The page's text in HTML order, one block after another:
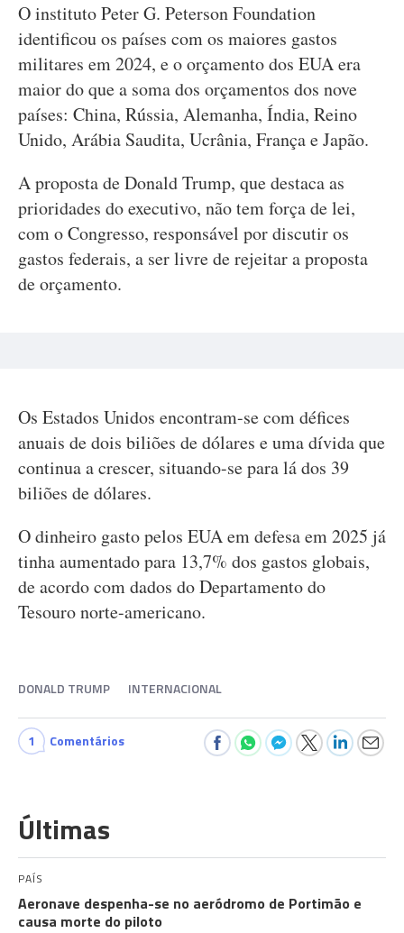
O instituto Peter G. Peterson Foundation
identificou os países com os maiores gastos
militares em 2024, e o orçamento dos EUA era
maior do que a soma dos orçamentos dos nove
países: China, Rússia, Alemanha, Índia, Reino
Unido, Arábia Saudita, Ucrânia, França e Japão.
A proposta de Donald Trump, que destaca as
prioridades do executivo, não tem força de lei,
com o Congresso, responsável por discutir os
gastos federais, a ser livre de rejeitar a proposta
de orçamento.
Os Estados Unidos encontram-se com défices
anuais de dois biliões de dólares e uma dívida que
continua a crescer, situando-se para lá dos 39
biliões de dólares.
O dinheiro gasto pelos EUA em defesa em 2025 já
tinha aumentado para 13,7% dos gastos globais,
de acordo com dados do Departamento do
Tesouro norte-americano.
DONALD TRUMP INTERNACIONAL
1 Comentários
Últimas
PAÍS
Aeronave despenha-se no aeródromo de Portimão e
causa morte do piloto